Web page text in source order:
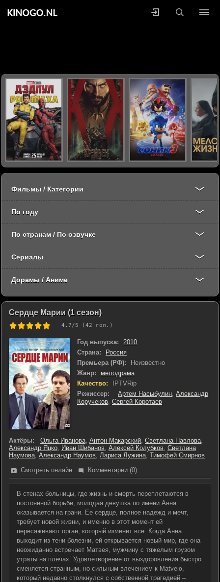
Сердце Марии (1 сезон)
4.7/5 (42 гол.)
Год выпуска:
2010
Страна:
Россия
Премьера (РФ):
Неизвестно
Жанр:
мелодрама
Качество:
IPTVRip
Режиссер:
Артем Насыбулин, Александр
Коручеков, Сергей Коротаев
Актёры: Ольга Иванова, Антон Макарский, Светлана Павлова,
Александр Яцко, Иван Шибанов, Алексей Колубков, Светлана
Наумова, Александр Наумов, Лариса Лужина, Тимофей Смирнов
Смотреть онлайн
Комментарии (0)
В стенах больницы, где жизнь и смерть переплетаются в
постоянной борьбе, молодая девушка по имени Анна
оказывается на грани. Ее сердце, полное надежд и мечт,
требует новой жизни, и именно в этот момент ей
пересаживают орган, который изменит все. Когда Анна
выходит из тени болезни, ей открывается новый мир, где она
неожиданно встречает Матвея, мужчину с тяжелым грузом
утраты на плечах. Удовлетворение от выздоровления быстро
сменяется странным, но сильным влечением к Matveю,
который недавно столкнулся с собственной трагедией –
Фильмы / Категории
По году
По странам / По озвучке
Сериалы
Дорамы / Аниме